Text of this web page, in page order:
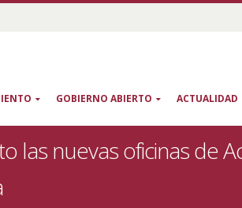
GOBIERNO ABIERTO ACTUALIDAD
las nuevas oficinas de